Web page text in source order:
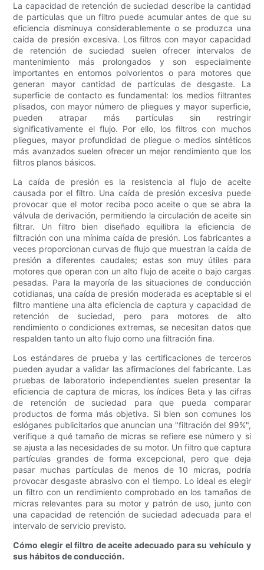
La capacidad de retención de suciedad describe la cantidad
de partículas que un filtro puede acumular antes de que su
eficiencia disminuya considerablemente o se produzca una
caída de presión excesiva. Los filtros con mayor capacidad
de retención de suciedad suelen ofrecer intervalos de
mantenimiento más prolongados y son especialmente
importantes en entornos polvorientos o para motores que
generan mayor cantidad de partículas de desgaste. La
superficie de contacto es fundamental: los medios filtrantes
plisados, con mayor número de pliegues y mayor superficie,
pueden atrapar más partículas sin restringir
significativamente el flujo. Por ello, los filtros con muchos
pliegues, mayor profundidad de pliegue o medios sintéticos
más avanzados suelen ofrecer un mejor rendimiento que los
filtros planos básicos.
La caída de presión es la resistencia al flujo de aceite
causada por el filtro. Una caída de presión excesiva puede
provocar que el motor reciba poco aceite o que se abra la
válvula de derivación, permitiendo la circulación de aceite sin
filtrar. Un filtro bien diseñado equilibra la eficiencia de
filtración con una mínima caída de presión. Los fabricantes a
veces proporcionan curvas de flujo que muestran la caída de
presión a diferentes caudales; estas son muy útiles para
motores que operan con un alto flujo de aceite o bajo cargas
pesadas. Para la mayoría de las situaciones de conducción
cotidianas, una caída de presión moderada es aceptable si el
filtro mantiene una alta eficiencia de captura y capacidad de
retención de suciedad, pero para motores de alto
rendimiento o condiciones extremas, se necesitan datos que
respalden tanto un alto flujo como una filtración fina.
Los estándares de prueba y las certificaciones de terceros
pueden ayudar a validar las afirmaciones del fabricante. Las
pruebas de laboratorio independientes suelen presentar la
eficiencia de captura de micras, los índices Beta y las cifras
de retención de suciedad para que pueda comparar
productos de forma más objetiva. Si bien son comunes los
eslóganes publicitarios que anuncian una "filtración del 99%",
verifique a qué tamaño de micras se refiere ese número y si
se ajusta a las necesidades de su motor. Un filtro que captura
partículas grandes de forma excepcional, pero que deja
pasar muchas partículas de menos de 10 micras, podría
provocar desgaste abrasivo con el tiempo. Lo ideal es elegir
un filtro con un rendimiento comprobado en los tamaños de
micras relevantes para su motor y patrón de uso, junto con
una capacidad de retención de suciedad adecuada para el
intervalo de servicio previsto.
Cómo elegir el filtro de aceite adecuado para su vehículo y
sus hábitos de conducción.